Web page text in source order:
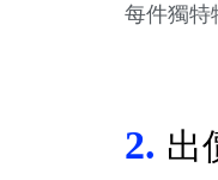
每件獨特
2. 出